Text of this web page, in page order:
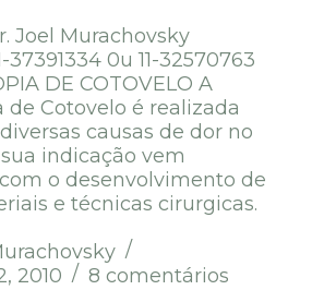
Joel Murachovsky
37391334 0u 11-32570763
DE COTOVELO A
de Cotovelo é realizada
causas de dor no
indicação vem
o desenvolvimento de
e técnicas cirurgicas.
2010
8 comentários